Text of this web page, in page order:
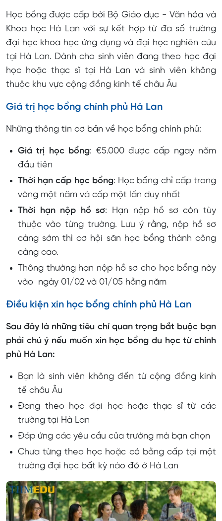
Học bổng được cấp bởi Bộ Giáo dục - Văn hóa và
Khoa học Hà Lan với sự kết hợp từ đa số trường
đại học khoa học ứng dụng và đại học nghiên cứu
tại Hà Lan. Dành cho sinh viên đang theo học đại
học hoặc thạc sĩ tại Hà Lan và sinh viên không
thuộc khu vực cộng đồng kinh tế châu Âu
Giá trị học bổng chính phủ Hà Lan
Những thông tin cơ bản về học bổng chính phủ:
Giá trị học bổng: €5.000 được cấp ngay năm
đầu tiên
Thời hạn cấp học bổng: Học bổng chỉ cấp trong
vòng một năm và cấp một lần duy nhất
Thời hạn nộp hồ sơ: Hạn nộp hồ sơ còn tùy
thuộc vào từng trường. Lưu ý rằng, nộp hồ sơ
càng sớm thì cơ hội săn học bổng thành công
càng cao.
Thông thường hạn nộp hồ sơ cho học bổng này
vào ngày 01/02 và 01/05 hằng năm
Điều kiện xin học bổng chính phủ Hà Lan
Sau đây là những tiêu chí quan trọng bắt buộc bạn
phải chú ý nếu muốn xin học bổng du học từ chính
phủ Hà Lan:
Bạn là sinh viên không đến từ cộng đồng kinh
tế châu Âu
Đang theo học đại học hoặc thạc sĩ từ các
trường tại Hà Lan
Đáp ứng các yêu cầu của trường mà bạn chọn
Chưa từng theo học hoặc có bằng cấp tại một
trường đại học bất kỳ nào đó ở Hà Lan